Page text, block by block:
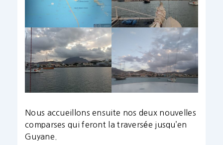
Nous accueillons ensuite nos deux nouvelles
comparses qui feront la traversée jusqu’en
Guyane.